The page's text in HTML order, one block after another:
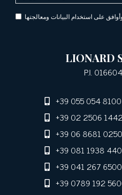
على استخدام البيانات ومعالجتها
LIONARD
P.I.
+39 055 054 8100
+39 02 2506 1442
+39 06 8681 0250
+39 081 1938
+39 041 267 6500
+39 0789 192